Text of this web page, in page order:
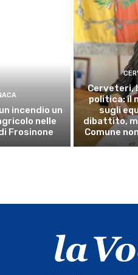
incendio un
nelle
Frosinone
Cerveteri,
politica: il
sugli
dibattito,
Comune